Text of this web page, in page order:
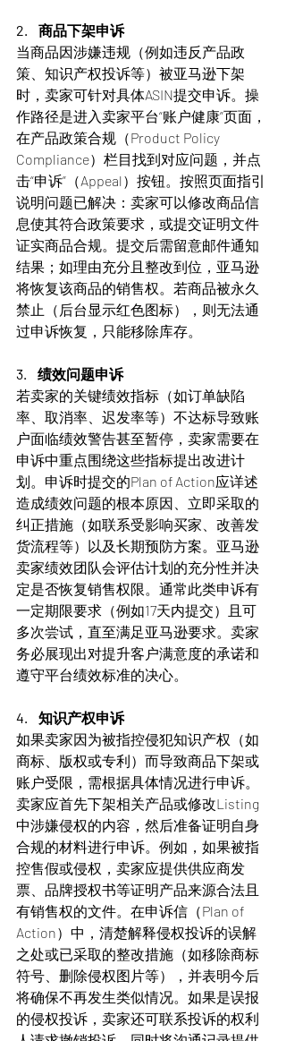
2.    商品下架申诉
当商品因涉嫌违规（例如违反产品政
策、知识产权投诉等）被亚马逊下架
时，卖家可针对具体ASIN提交申诉。操
作路径是进入卖家平台“账户健康”页面，
在产品政策合规（Product Policy
Compliance）栏目找到对应问题，并点
击“申诉”（Appeal）按钮。按照页面指引
说明问题已解决：卖家可以修改商品信
息使其符合政策要求，或提交证明文件
证实商品合规。提交后需留意邮件通知
结果；如理由充分且整改到位，亚马逊
将恢复该商品的销售权。若商品被永久
禁止（后台显示红色图标），则无法通
过申诉恢复，只能移除库存。
3.    绩效问题申诉
若卖家的关键绩效指标（如订单缺陷
率、取消率、迟发率等）不达标导致账
户面临绩效警告甚至暂停，卖家需要在
申诉中重点围绕这些指标提出改进计
划。申诉时提交的Plan of Action应详述
造成绩效问题的根本原因、立即采取的
纠正措施（如联系受影响买家、改善发
货流程等）以及长期预防方案。亚马逊
卖家绩效团队会评估计划的充分性并决
定是否恢复销售权限。通常此类申诉有
一定期限要求（例如17天内提交）且可
多次尝试，直至满足亚马逊要求。卖家
务必展现出对提升客户满意度的承诺和
遵守平台绩效标准的决心。
4.    知识产权申诉
如果卖家因为被指控侵犯知识产权（如
商标、版权或专利）而导致商品下架或
账户受限，需根据具体情况进行申诉。
卖家应首先下架相关产品或修改Listing
中涉嫌侵权的内容，然后准备证明自身
合规的材料进行申诉。例如，如果被指
控售假或侵权，卖家应提供供应商发
票、品牌授权书等证明产品来源合法且
有销售权的文件。在申诉信（Plan of
Action）中，清楚解释侵权投诉的误解
之处或已采取的整改措施（如移除商标
符号、删除侵权图片等），并表明今后
将确保不再发生类似情况。如果是误报
的侵权投诉，卖家还可联系投诉的权利